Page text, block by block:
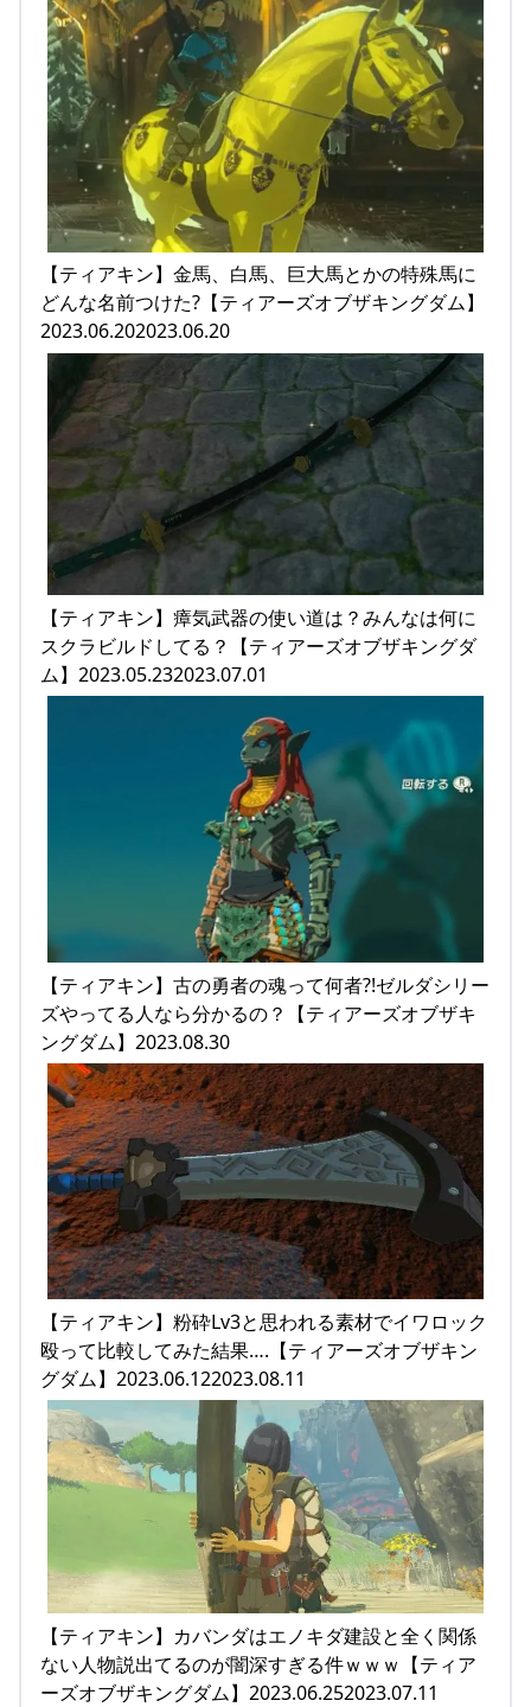
【ティアキン】金馬、白馬、巨大馬とかの特殊馬に
どんな名前つけた?【ティアーズオブザキングダム】
2023.06.202023.06.20
【ティアキン】瘴気武器の使い道は？みんなは何に
スクラビルドしてる？【ティアーズオブザキングダ
ム】2023.05.232023.07.01
【ティアキン】古の勇者の魂って何者?!ゼルダシリー
ズやってる人なら分かるの？【ティアーズオブザキ
ングダム】2023.08.30
【ティアキン】粉砕Lv3と思われる素材でイワロック
殴って比較してみた結果….【ティアーズオブザキン
グダム】2023.06.122023.08.11
【ティアキン】カバンダはエノキダ建設と全く関係
ない人物説出てるのが闇深すぎる件ｗｗｗ【ティア
ーズオブザキングダム】2023.06.252023.07.11